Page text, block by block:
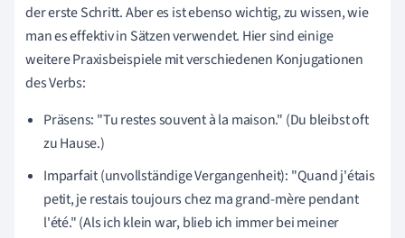
der erste Schritt. Aber es ist ebenso wichtig, zu wissen, wie
man es effektiv in Sätzen verwendet. Hier sind einige
weitere Praxisbeispiele mit verschiedenen Konjugationen
des Verbs:
Präsens: "Tu restes souvent à la maison." (Du bleibst oft
zu Hause.)
Imparfait (unvollständige Vergangenheit): "Quand j'étais
petit, je restais toujours chez ma grand-mère pendant
l'été." (Als ich klein war, blieb ich immer bei meiner